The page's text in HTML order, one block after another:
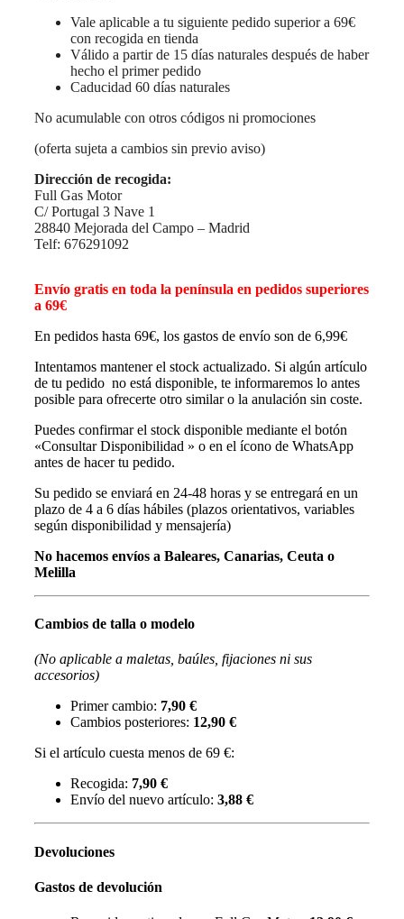
Vale aplicable a tu siguiente pedido superior a 69€
con recogida en tienda
Válido a partir de 15 días naturales después de haber
hecho el primer pedido
Caducidad 60 días naturales
No acumulable con otros códigos ni promociones
(oferta sujeta a cambios sin previo aviso)
Dirección de recogida:
Full Gas Motor
C/ Portugal 3 Nave 1
28840 Mejorada del Campo – Madrid
Telf: 676291092
Envío gratis en toda la península en pedidos superiores
a 69€
En pedidos hasta 69€, los gastos de envío son de 6,99€
Intentamos mantener el stock actualizado. Si algún artículo
de tu pedido no está disponible, te informaremos lo antes
posible para ofrecerte otro similar o la anulación sin coste.
Puedes confirmar el stock disponible mediante el botón
«Consultar Disponibilidad » o en el ícono de WhatsApp
antes de hacer tu pedido.
Su pedido se enviará en 24-48 horas y se entregará en un
plazo de 4 a 6 días hábiles (plazos orientativos, variables
según disponibilidad y mensajería)
No hacemos envíos a Baleares, Canarias, Ceuta o
Melilla
Cambios de talla o modelo
(No aplicable a maletas, baúles, fijaciones ni sus
accesorios)
Primer cambio: 7,90 €
Cambios posteriores: 12,90 €
Si el artículo cuesta menos de 69 €:
Recogida: 7,90 €
Envío del nuevo artículo: 3,88 €
Devoluciones
Gastos de devolución